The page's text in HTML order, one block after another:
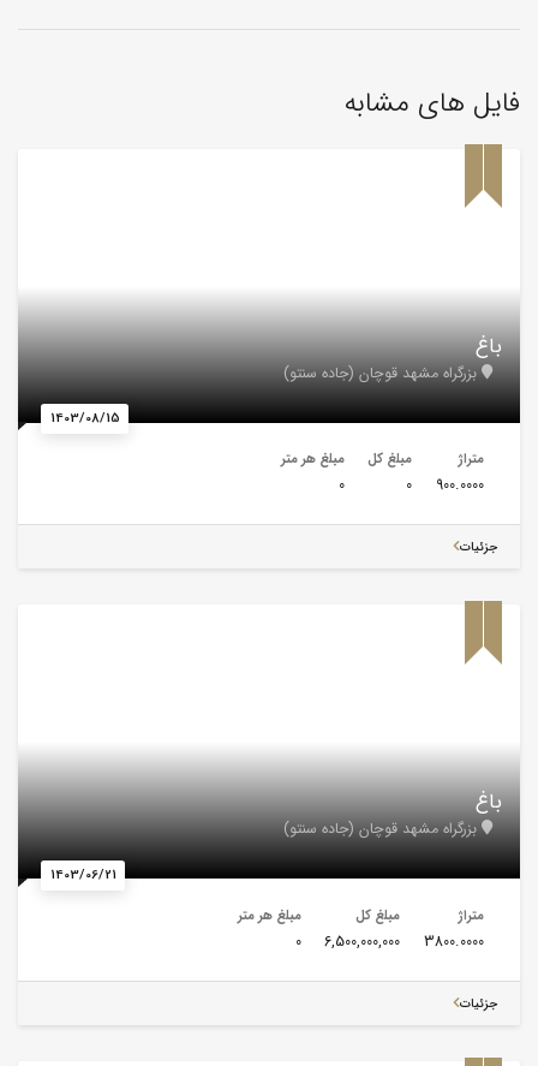
فایل های مشابه
باغ
بزرگراه مشهد قوچان (جاده سنتو)
1403/08/15
متراژ
900.0000
مبلغ کل
0
مبلغ هر متر
0
جزئیات
باغ
بزرگراه مشهد قوچان (جاده سنتو)
1403/06/21
متراژ
3800.0000
مبلغ کل
6,500,000,000
مبلغ هر متر
0
جزئیات